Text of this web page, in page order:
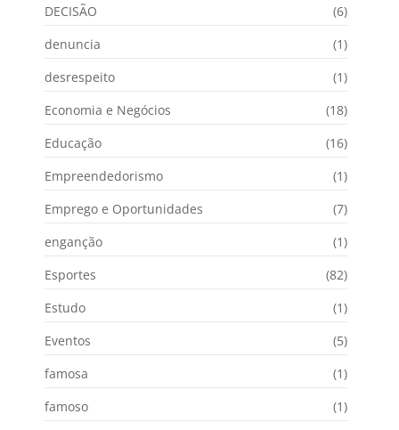
DECISÃO
(6)
denuncia
(1)
desrespeito
(1)
Economia e Negócios
(18)
Educação
(16)
Empreendedorismo
(1)
Emprego e Oportunidades
(7)
enganção
(1)
Esportes
(82)
Estudo
(1)
Eventos
(5)
famosa
(1)
famoso
(1)